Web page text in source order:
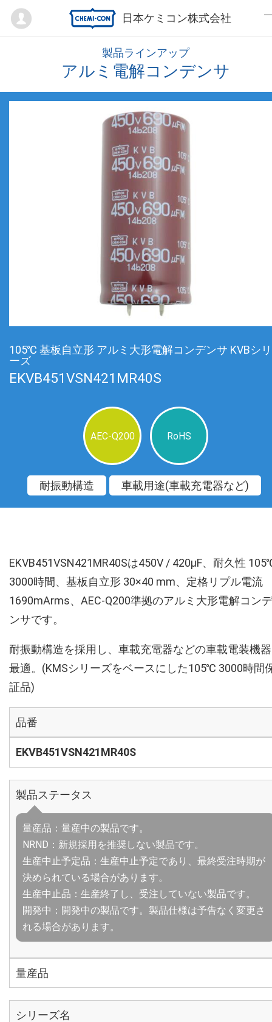
日本ケミコン株式会社
Mypage
製品ラインアップ
アルミ電解コンデンサ
105℃ 基板自立形 アルミ大形電解コンデンサ KVBシリ
ーズ
EKVB451VSN421MR40S
AEC-Q200 RoHS
耐振動構造 車載用途(車載充電器など)
EKVB451VSN421MR40Sは450V / 420µF、耐久性
3000時間、基板自立形 30×40 mm、定格リプル電流
1690mArms、AEC-Q200準拠のアルミ大形電解コンデ
ンサです。
耐振動構造を採用し、車載充電器などの車載電装機
最適。(KMSシリーズをベースにした105℃ 3000時間
証品)
品番
EKVB451VSN421MR40S
製品ステータス
量産品：量産中の製品です。
NRND：新規採用を推奨しない製品です。
生産中止予定品：生産中止予定であり、最終受注時期が
決められている場合があります。
生産中止品：生産終了し、受注していない製品です。
開発中：開発中の製品です。製品仕様は予告なく変更さ
れる場合があります。
量産品
シリーズ名